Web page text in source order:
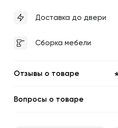
Доставка до двери
Сборка мебели
Отзывы о товаре
Вопросы о товаре